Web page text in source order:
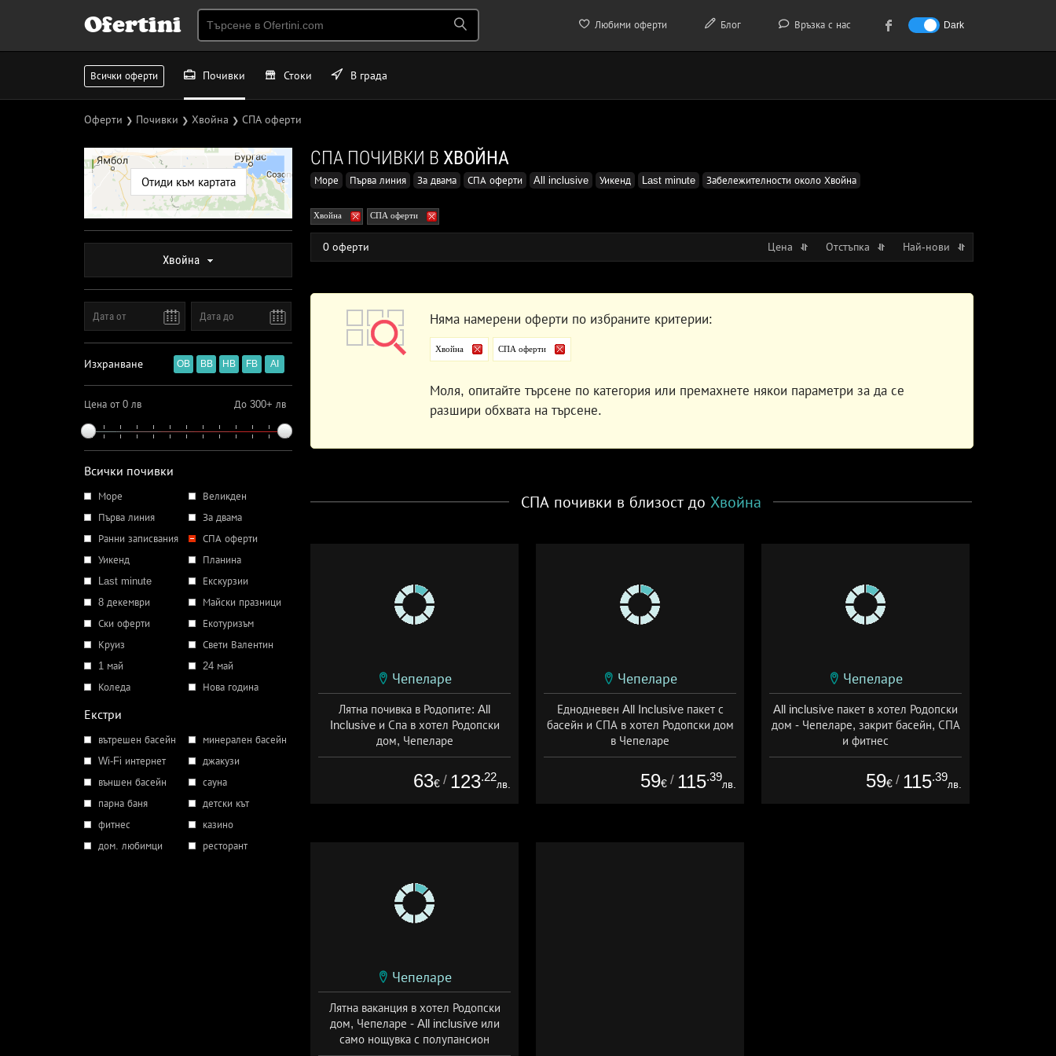
Любими оферти Блог Връзка с нас Dark
Ofertini
Всички оферти Почивки Стоки В града
Оферти ❯ Почивки ❯ Хвойна ❯ СПА оферти
Отиди към картата
Хвойна
Изхранване OB BB HB FB AI
Цена от 0 лв До 300+ лв
Всички почивки
Море
Великден
Първа линия
За двама
Ранни записвания
СПА оферти
Уикенд
Планина
Last minute
Екскурзии
8 декември
Майски празници
Ски оферти
Екотуризъм
Круиз
Свети Валентин
1 май
24 май
Коледа
Нова година
Екстри
вътрешен басейн
минерален басейн
Wi-Fi интернет
джакузи
външен басейн
сауна
парна баня
детски кът
фитнес
казино
дом. любимци
ресторант
СПА ПОЧИВКИ В ХВОЙНА
Море Първа линия За двама СПА оферти All inclusive Уикенд Last minute Забележителности около Хвойна
Хвойна СПА оферти
0 оферти Цена Отстъпка Най-нови
Няма намерени оферти по избраните критерии:
Хвойна СПА оферти
Моля, опитайте търсене по категория или премахнете някои параметри за да се
разшири обхвата на търсене.
СПА почивки в близост до Хвойна
Чепеларе
Лятна почивка в Родопите: All
Inclusive и Спа в хотел Родопски
дом, Чепеларе
Дата: 01.07 - 30.09 + all inclusive
63€ / 123.22
лв.
Чепеларе
Еднодневен All Inclusive пакет с
басейн и СПА в хотел Родопски дом
в Чепеларе
Дата: 01.07 - 30.09 + all inclusive
59€ / 115.39
лв.
Чепеларе
All inclusive пакет в хотел Родопски
дом - Чепеларе, закрит басейн, СПА
и фитнес
Дата: 01.07 - 30.09 + all inclusive
59€ / 115.39
лв.
Чепеларе
Лятна ваканция в хотел Родопски
дом, Чепеларе - All inclusive или
само нощувка с полупансион